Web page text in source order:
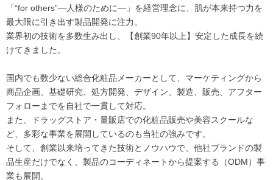
「“for others”―人様のために―」を経営理念に、肌が本来持つ力を
最大限に引き出す製品開発に注力。
業界初の技術を多数生み出し、【創業90年以上】安定した成長を続
けてきました。
国内でも数少ない総合化粧品メーカーとして、マーケティングから
商品企画、基礎研究、処方開発、デザイン、製造、販売、アフター
フォローまでを自社で一貫して対応。
また、ドラッグストア・量販店での化粧品販売や美容スクールな
ど、多彩な事業を展開しているのも当社の強みです。
そして、創業以来培ってきた技術とノウハウで、他社ブランドの製
品生産だけでなく、製品のコーディネートから提案する（ODM）事
業も展開。